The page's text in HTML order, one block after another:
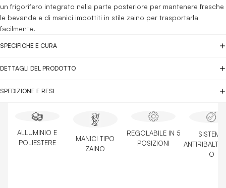
un frigorifero integrato nella parte posteriore per mantenere fresche
le bevande e di manici imbottiti in stile zaino per trasportarla
facilmente.
SPECIFICHE E CURA
DETTAGLI DEL PRODOTTO
SPEDIZIONE E RESI
ALLUMINIO E
POLIESTERE
MANICI TIPO
ZAINO
REGOLABILE IN 5
POSIZIONI
SISTEMA
O